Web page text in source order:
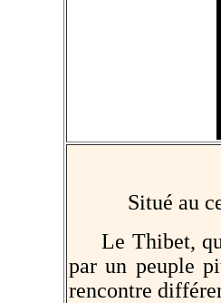
Situé au
Le Thibet, qui
par un peuple
rencontre